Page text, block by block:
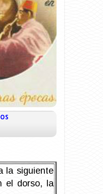
la siguiente
el dorso, la